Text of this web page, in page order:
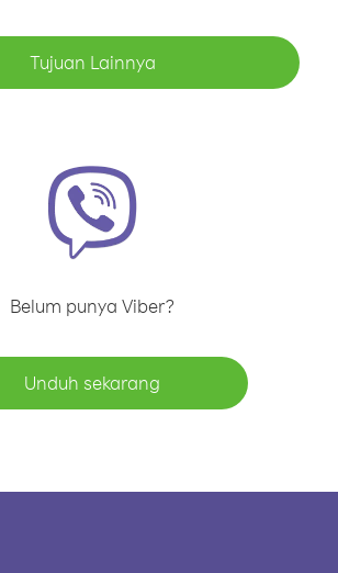
Tujuan Lainnya
Belum punya Viber?
Unduh sekarang